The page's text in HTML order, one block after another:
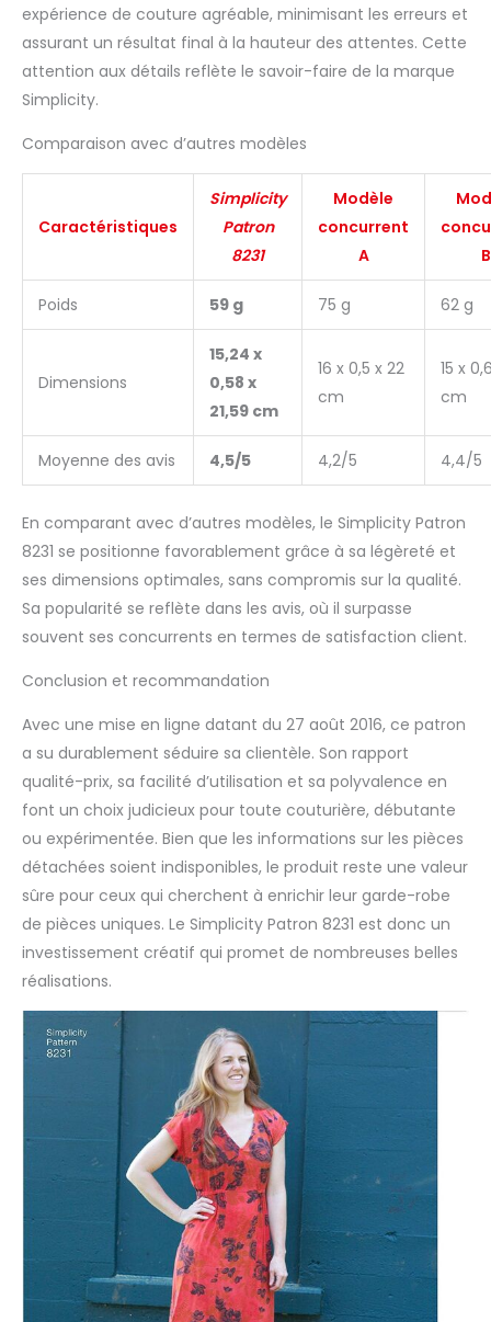
expérience de couture agréable, minimisant les erreurs et
assurant un résultat final à la hauteur des attentes. Cette
attention aux détails reflète le savoir-faire de la marque
Simplicity.
Comparaison avec d’autres modèles
Caractéristiques
Simplicity
Patron
8231
Modèle
concurrent
A
B
Poids 59 g 75 g 62 g
Dimensions
15,24 x
0,58 x
21,59 cm
16 x 0,5 x 22
cm
15 x
cm
Moyenne des avis 4,5/5 4,2/5 4,4/5
En comparant avec d’autres modèles, le Simplicity Patron
8231 se positionne favorablement grâce à sa légèreté et
ses dimensions optimales, sans compromis sur la qualité.
Sa popularité se reflète dans les avis, où il surpasse
souvent ses concurrents en termes de satisfaction client.
Conclusion et recommandation
Avec une mise en ligne datant du 27 août 2016, ce patron
a su durablement séduire sa clientèle. Son rapport
qualité-prix, sa facilité d’utilisation et sa polyvalence en
font un choix judicieux pour toute couturière, débutante
ou expérimentée. Bien que les informations sur les pièces
détachées soient indisponibles, le produit reste une valeur
sûre pour ceux qui cherchent à enrichir leur garde-robe
de pièces uniques. Le Simplicity Patron 8231 est donc un
investissement créatif qui promet de nombreuses belles
réalisations.